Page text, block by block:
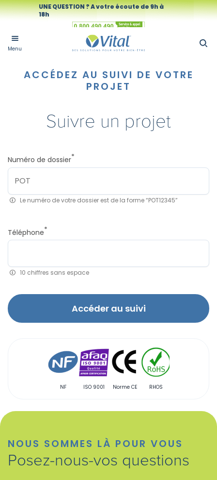
UNE QUESTION ? A votre écoute de 9h à
18h
Numéro vert
Menu
ACCÉDEZ AU SUIVI DE VOTRE
PROJET
Suivre un projet
Numéro de dossier*
Le numéro de votre dossier est de la forme “POT12345”
Téléphone*
10 chiffres sans espace
Accéder au suivi
NF ISO 9001 Norme CE RHOS
NOUS SOMMES LÀ POUR VOUS
Posez-nous-vos questions